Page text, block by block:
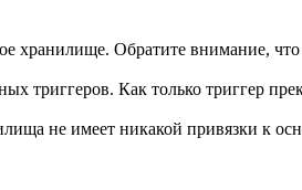
хранилище. Обратите внимание,
триггеров. Как только триггер
не имеет никакой привязки к